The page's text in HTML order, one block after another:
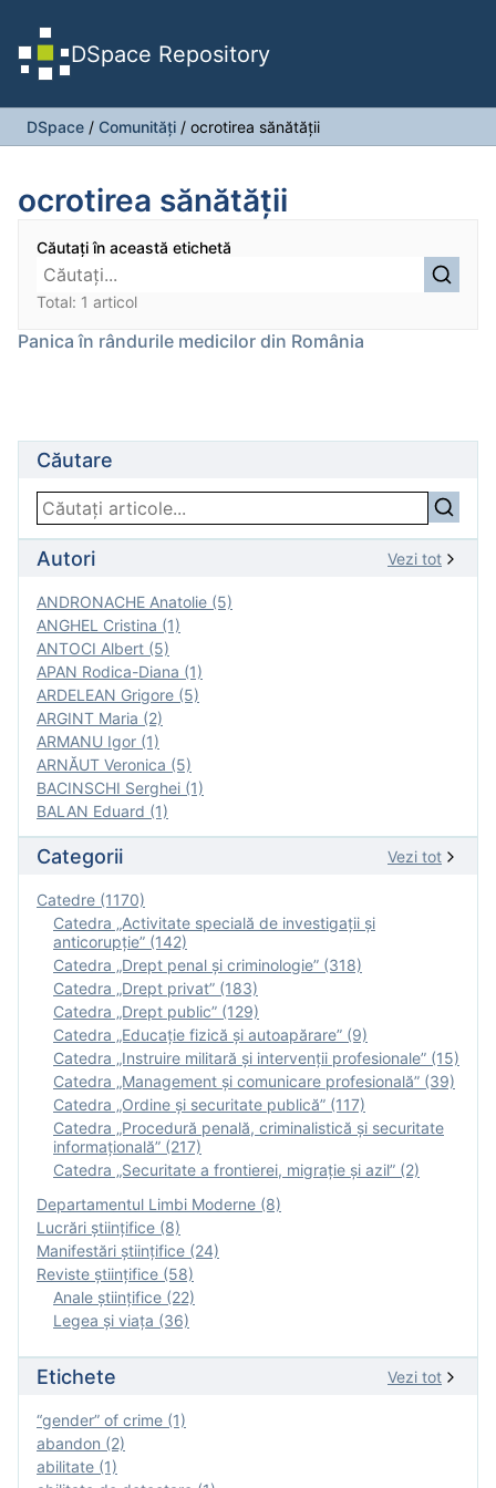
DSpace Repository
DSpace / Comunități / ocrotirea sănătăţii
ocrotirea sănătăţii
Căutați în această etichetă
Total: 1 articol
Panica în rândurile medicilor din România
Căutare
Autori Vezi tot
ANDRONACHE Anatolie (5)
ANGHEL Cristina (1)
ANTOCI Albert (5)
APAN Rodica-Diana (1)
ARDELEAN Grigore (5)
ARGINT Maria (2)
ARMANU Igor (1)
ARNĂUT Veronica (5)
BACINSCHI Serghei (1)
BALAN Eduard (1)
Categorii Vezi tot
Catedre (1170)
Catedra „Activitate specială de investigaţii şi
anticorupție” (142)
Catedra „Drept penal și criminologie” (318)
Catedra „Drept privat” (183)
Catedra „Drept public” (129)
Catedra „Educație fizică şi autoapărare” (9)
Catedra „Instruire militară şi intervenţii profesionale” (15)
Catedra „Management și comunicare profesională” (39)
Catedra „Ordine și securitate publică” (117)
Catedra „Procedură penală, criminalistică și securitate
informațională” (217)
Catedra „Securitate a frontierei, migrație și azil” (2)
Departamentul Limbi Moderne (8)
Lucrări științifice (8)
Manifestări ştiinţifice (24)
Reviste ştiinţifice (58)
Anale ştiinţifice (22)
Legea şi viaţa (36)
Etichete Vezi tot
“gender” of crime (1)
abandon (2)
abilitate (1)